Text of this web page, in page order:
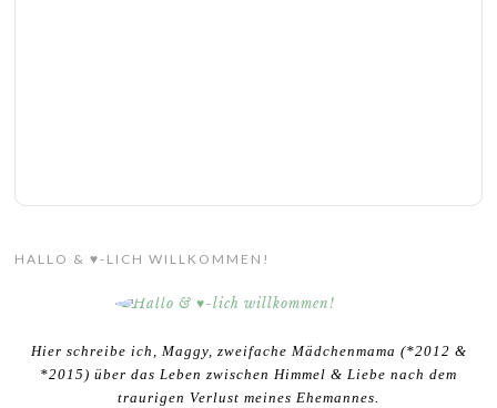
HALLO & ♥-LICH WILLKOMMEN!
Hier schreibe ich, Maggy, zweifache Mädchenmama (*2012 &
*2015) über das Leben zwischen Himmel & Liebe nach dem
traurigen Verlust meines Ehemannes.